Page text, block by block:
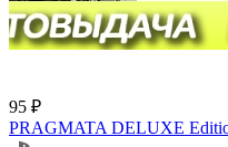
95 ₽
PRAGMATA DELUXE